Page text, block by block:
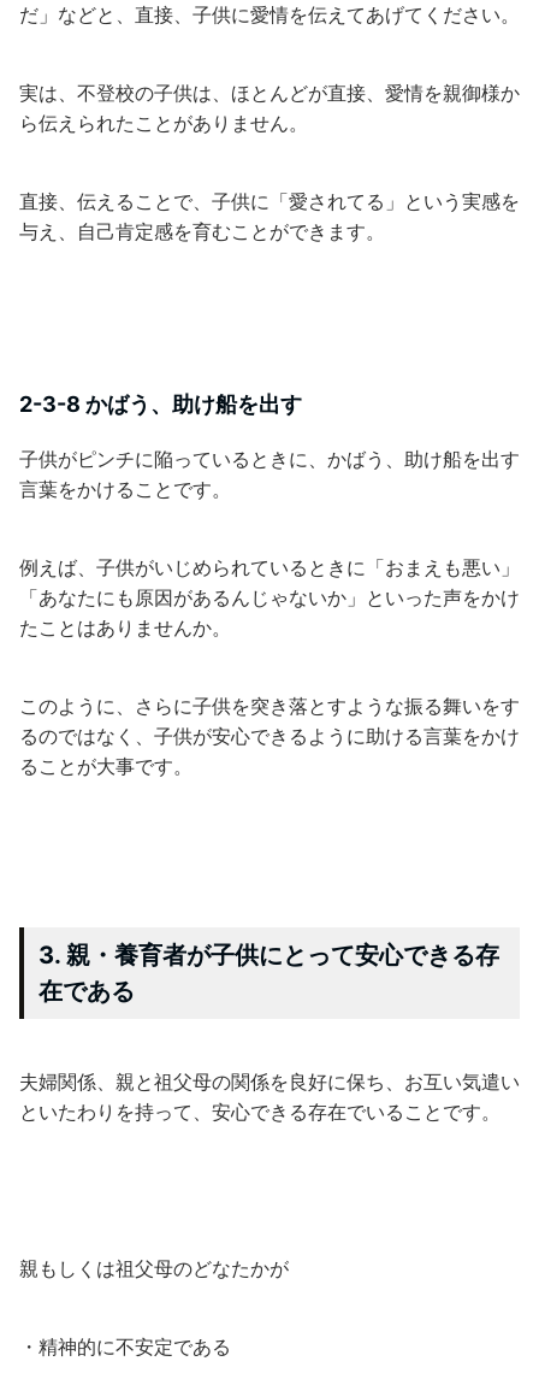
だ」などと、直接、子供に愛情を伝えてあげてください。
実は、不登校の子供は、ほとんどが直接、愛情を親御様か
ら伝えられたことがありません。
直接、伝えることで、子供に「愛されてる」という実感を
与え、自己肯定感を育むことができます。
2-3-8 かばう、助け船を出す
子供がピンチに陥っているときに、かばう、助け船を出す
言葉をかけることです。
例えば、子供がいじめられているときに「おまえも悪い」
「あなたにも原因があるんじゃないか」といった声をかけ
たことはありませんか。
このように、さらに子供を突き落とすような振る舞いをす
るのではなく、子供が安心できるように助ける言葉をかけ
ることが大事です。
3. 親・養育者が子供にとって安心できる存
在である
夫婦関係、親と祖父母の関係を良好に保ち、お互い気遣い
といたわりを持って、安心できる存在でいることです。
親もしくは祖父母のどなたかが
・精神的に不安定である